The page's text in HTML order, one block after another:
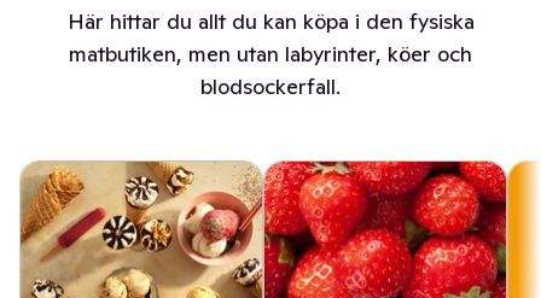
Här hittar du allt du kan köpa i den fysiska
matbutiken, men utan labyrinter, köer och
blodsockerfall.